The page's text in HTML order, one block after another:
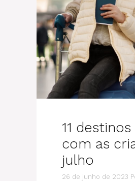
11
com as
julho
26 de junho de 2023